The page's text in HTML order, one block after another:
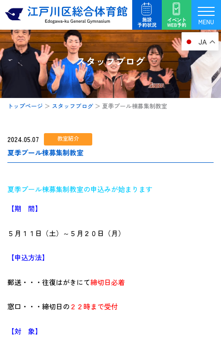
を
ス
キ
プ
MENU
スタッフブログ
トップページ ＞ スタッフブログ ＞ 夏季プール棟募集制教室
2024.05.07 教室紹介
夏季プール棟募集制教室
夏季プール棟募集制教室の申込みが始まります
【期 間】
５月１１日（土）～５月２０日（月）
【申込方法】
郵送・・・往復はがきにて締切日必着
窓口・・・締切日の ２２時まで受付
【対 象】
JA